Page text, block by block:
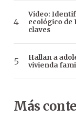
Video:
ecológico de
claves
Hallan a
vivienda
Más